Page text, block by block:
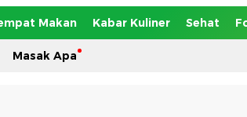
Makan Kabar Kuliner Sehat
Masak Apa